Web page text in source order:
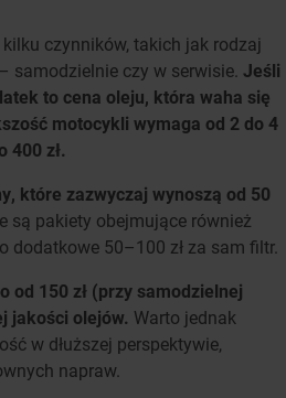
czynników, takich jak rodzaj
samodzielnie czy w serwisie. Jeśli
to cena oleju, która waha się
motocykli wymaga od 2 do 4
400 zł.
które zazwyczaj wynoszą od 50
są pakiety obejmujące również
dodatkowe 50–100 zł za sam filtr.
od 150 zł (przy samodzielnej
jakości olejów. Warto jednak
w dłuższej perspektywie,
napraw.